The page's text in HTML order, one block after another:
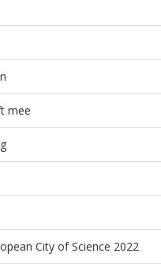
mee
City of Science 2022